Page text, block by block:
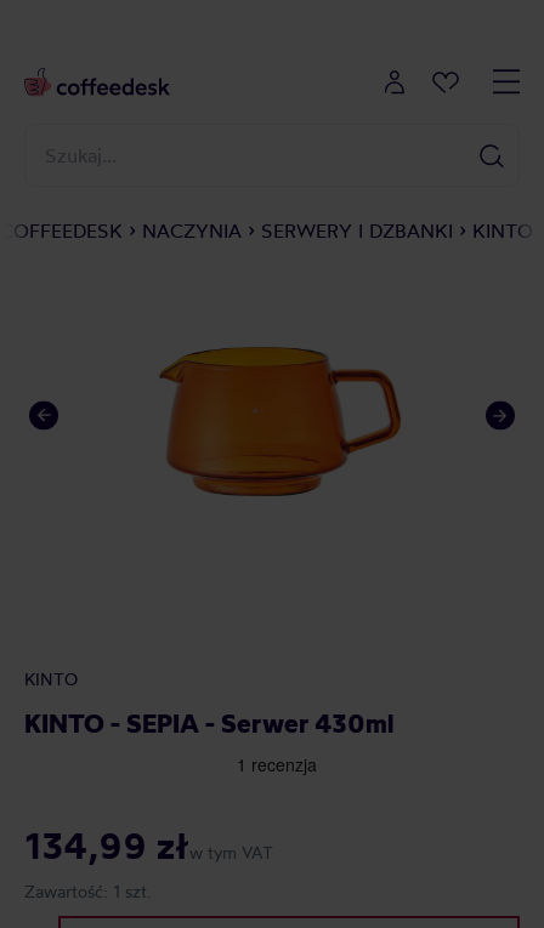
COFFEEDESK NACZYNIA SERWERY I DZBANKI KINTO
KINTO
KINTO - SEPIA - Serwer 430ml
134,99 złw tym VAT
Zawartość: 1 szt.